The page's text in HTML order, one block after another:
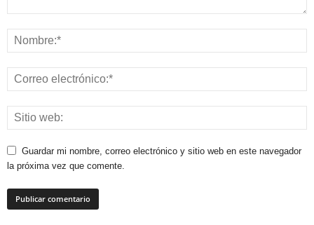
Guardar mi nombre, correo electrónico y sitio web en este navegador
la próxima vez que comente.